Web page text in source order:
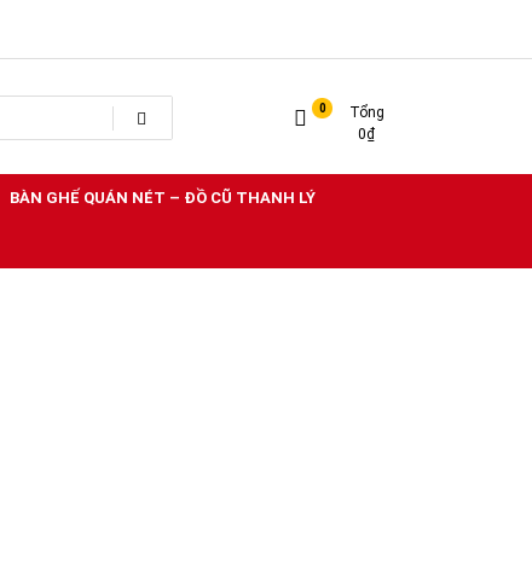
0
Tổng
0₫
BÀN GHẾ QUÁN NÉT – ĐỒ CŨ THANH LÝ